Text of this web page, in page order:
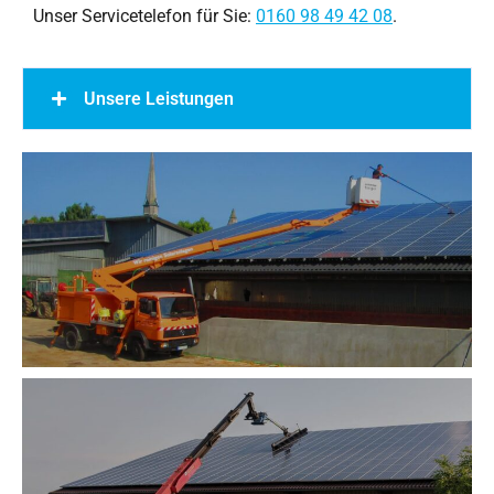
Unser Servicetelefon für Sie: 0160 98 49 42 08.
Unsere Leistungen